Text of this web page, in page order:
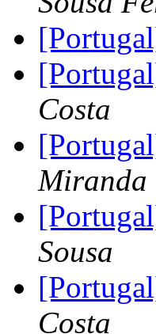
Costa
Miranda
Sousa
Costa